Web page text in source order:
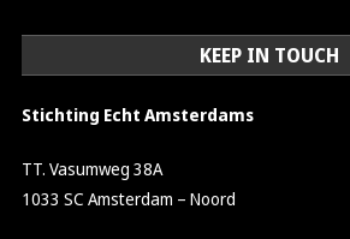
KEEP IN TOUCH
Stichting Echt Amsterdams
TT. Vasumweg 38A
1033 SC Amsterdam – Noord